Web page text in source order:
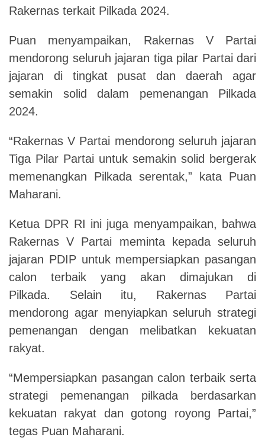
Rakernas terkait Pilkada 2024.
Puan menyampaikan, Rakernas V Partai
mendorong seluruh jajaran tiga pilar Partai dari
jajaran di tingkat pusat dan daerah agar
semakin solid dalam pemenangan Pilkada
2024.
“Rakernas V Partai mendorong seluruh jajaran
Tiga Pilar Partai untuk semakin solid bergerak
memenangkan Pilkada serentak,” kata Puan
Maharani.
Ketua DPR RI ini juga menyampaikan, bahwa
Rakernas V Partai meminta kepada seluruh
jajaran PDIP untuk mempersiapkan pasangan
calon terbaik yang akan dimajukan di
Pilkada. Selain itu, Rakernas Partai
mendorong agar menyiapkan seluruh strategi
pemenangan dengan melibatkan kekuatan
rakyat.
“Mempersiapkan pasangan calon terbaik serta
strategi pemenangan pilkada berdasarkan
kekuatan rakyat dan gotong royong Partai,”
tegas Puan Maharani.